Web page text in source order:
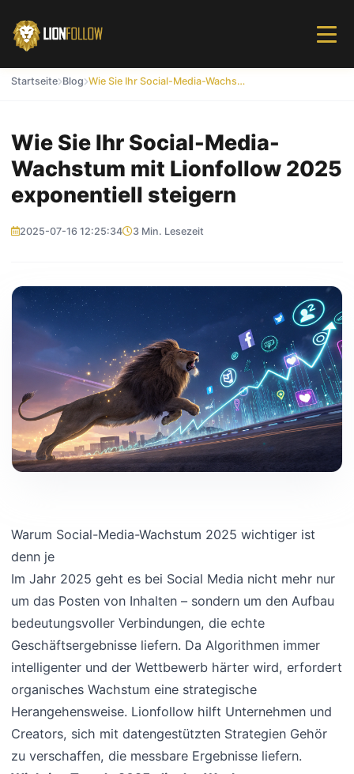
Startseite Blog Wie Sie Ihr Social-Media-Wachstum mit Lionfollow 2025 exponentiell steigern
Wie Sie Ihr Social-Media-
Wachstum mit Lionfollow 2025
exponentiell steigern
2025-07-16 12:25:34 3 Min. Lesezeit
Warum Social-Media-Wachstum 2025 wichtiger ist
denn je
Im Jahr 2025 geht es bei Social Media nicht mehr nur
um das Posten von Inhalten – sondern um den Aufbau
bedeutungsvoller Verbindungen, die echte
Geschäftsergebnisse liefern. Da Algorithmen immer
intelligenter und der Wettbewerb härter wird, erfordert
organisches Wachstum eine strategische
Herangehensweise. Lionfollow hilft Unternehmen und
Creators, sich mit datengestützten Strategien Gehör
zu verschaffen, die messbare Ergebnisse liefern.